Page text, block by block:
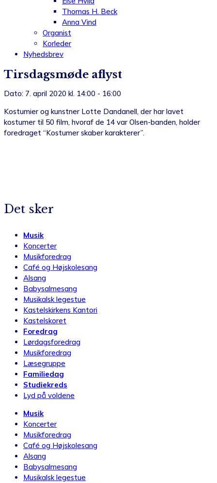
Thomas H. Beck
Anna Vind
Organist
Korleder
Nyhedsbrev
Tirsdagsmøde aflyst
Dato: 7. april 2020 kl. 14:00 - 16:00
Kostumier og kunstner Lotte Dandanell, der har lavet
kostumer til 50 film, hvoraf de 14 var Olsen-banden, holder
foredraget “Kostumer skaber karakterer”.
Det sker
Musik
Koncerter
Musikforedrag
Café og Højskolesang
Alsang
Babysalmesang
Musikalsk legestue
Kastelskirkens Kantori
Kastelskoret
Foredrag
Lørdagsforedrag
Musikforedrag
Læsegruppe
Familiedag
Studiekreds
Lyd på voldene
Musik
Koncerter
Musikforedrag
Café og Højskolesang
Alsang
Babysalmesang
Musikalsk legestue